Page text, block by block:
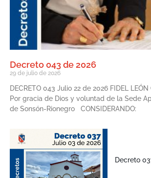
Decreto 043 de 2026
29 de julio de 2026
DECRETO 043 Julio 22 de 2026 FIDEL LEÓN
Por gracia de Dios y voluntad de la Sede
de Sonsón-Rionegro CONSIDERANDO:
Decreto